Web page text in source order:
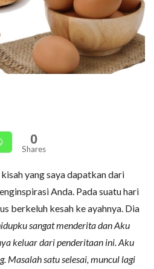
0
Shares
yang saya dapatkan dari
Anda. Pada suatu hari
berkeluh kesah ke ayahnya. Dia
sangat menderita dan Aku
keluar dari penderitaan ini. Aku
Masalah satu selesai, muncul lagi